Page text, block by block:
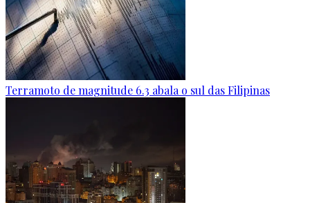
Terramoto de magnitude 6.3 abala o sul das Filipinas